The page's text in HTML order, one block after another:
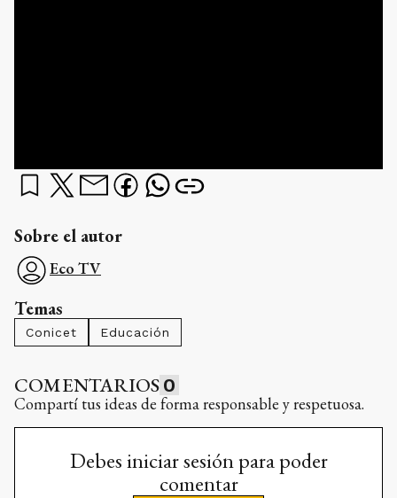
Sobre el autor
Eco TV
Temas
Conicet Educación
COMENTARIOS 0
Compartí tus ideas de forma responsable y respetuosa.
Debes iniciar sesión para poder
comentar